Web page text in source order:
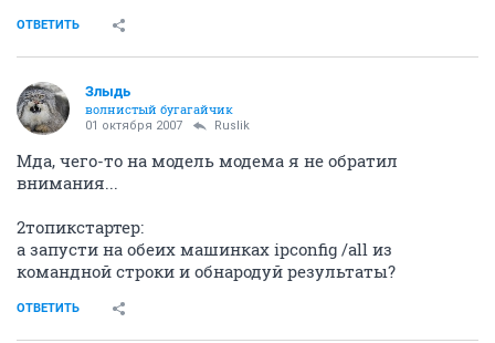
ОТВЕТИТЬ
Злыдь
волнистый бугагайчик
01 октября 2007 Ruslik
Мда, чего-то на модель модема я не обратил
внимания...
2топикстартер:
а запусти на обеих машинках ipconfig /all из
командной строки и обнародуй результаты?
ОТВЕТИТЬ